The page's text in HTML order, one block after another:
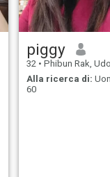
piggy
32 • Phibun Rak, Udon Thani,
Alla ricerca di:
60